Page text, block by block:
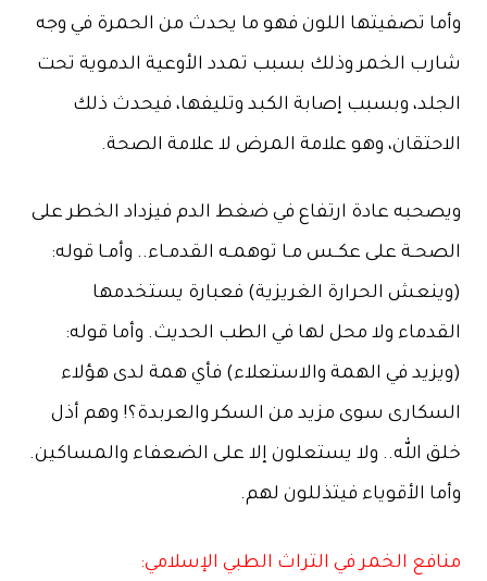
وأما تصفيتها اللون فهو ما يحدث من الحمرة في وجه
شارب الخمر وذلك بسبب تمدد الأوعية الدموية تحت
الجلد، وبسبب إصابة الكبد وتليفها، فيحدث ذلك
الاحتقان، وهو علامة المرض لا علامة الصحة.
ويصحبه عادة ارتفاع في ضغط الدم فيزداد الخطر على
الصحـة على عكـس مـا توهمـه القدمـاء.. وأمـا قوله:
(وينعش الحرارة الغريزية) فعبارة يستخدمها
القدماء ولا محل لها في الطب الحديث. وأما قوله:
(ويزيد في الهمة والاستعلاء) فأي همة لدى هؤلاء
السكارى سوى مزيد من السكر والعربدة؟! وهم أذل
خلق الله.. ولا يستعلون إلا على الضعفاء والمساكين.
وأما الأقوياء فيتذللون لهم.
منافع الخمر في التراث الطبي الإسلامي: